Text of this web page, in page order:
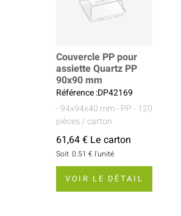
Couvercle PP pour
assiette Quartz PP
90x90 mm
Référence :DP42169
- 94x94x40 mm- PP- 120
pièces / carton
61,64 € Le carton
Soit 0.51 € l'unité
VOIR LE DÉTAIL